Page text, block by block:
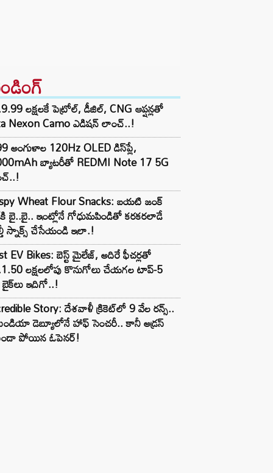
లక్షలకే పెట్రోల్, డీజిల్, CNG ఆప్షన్లతో
Nexon Camo ఎడిషన్ లాంచ్..!
అంగుళాల 120Hz OLED డిస్‌ప్లే,
బ్యాటరీతో REDMI Note 17 5G
Wheat Flour Snacks: బయటి జంక్
బై..బై.. ఇంట్లోనే గోధుమపిండితో కరకరలాడే
స్నాక్స్ చేసేయండి ఇలా.!
EV Bikes: బెస్ట్ మైలేజ్, అదిరే ఫీచర్లతో
లక్షలలోపు కొనుగోలు చేయగల టాప్-5
బైక్‌లు ఇదిగో..!
Story: దేశవాళీ క్రికెట్‌లో 9 వేల రన్స్..
డెబ్యూలోనే హాఫ్ సెంచరీ.. కానీ అడ్రస్
పోయిన ఓపెనర్!